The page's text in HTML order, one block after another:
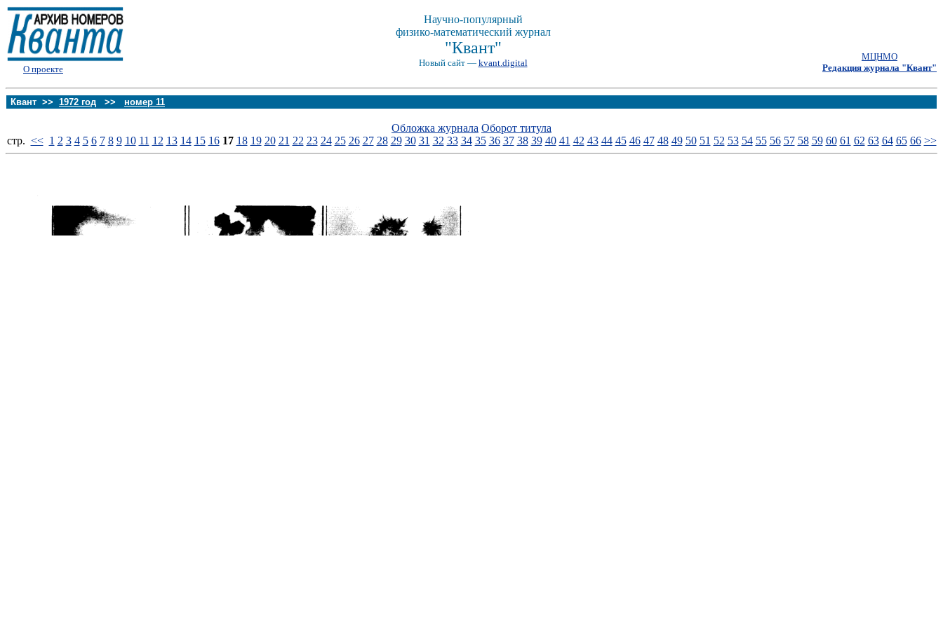
О проекте
Научно-популярный
физико-математический журнал
"Квант"
Новый сайт — kvant.digital
МЦНМО
Редакция журнала "Квант"
Квант >> 1972 год >> номер 11
Обложка журнала Оборот титула
стp. << 1 2 3 4 5 6 7 8 9 10 11 12 13 14 15 16 17 18 19 20 21 22 23 24 25 26 27 28 29 30 31 32 33 34 35 36 37 38 39 40 41 42 43 44 45 46 47 48 49 50 51 52 53 54 55 56 57 58 59 60 61 62 63 64 65 66 >>